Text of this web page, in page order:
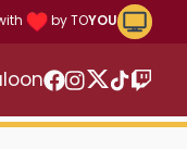
by TOYOU
Twitter